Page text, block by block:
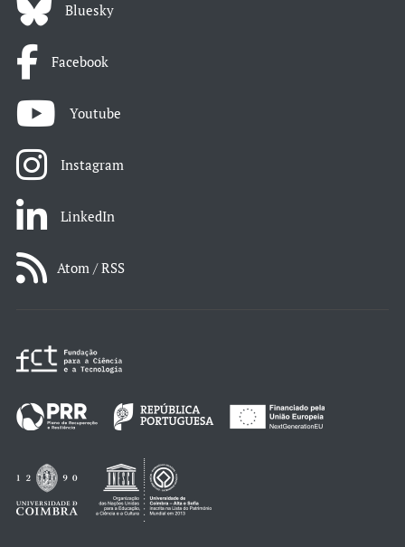
Bluesky
Facebook
Youtube
Instagram
LinkedIn
Atom / RSS